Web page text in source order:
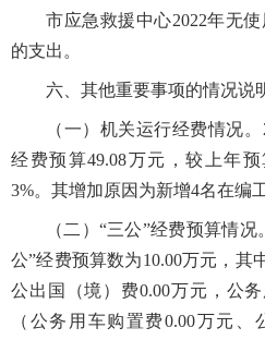
市应急救援中心2022年无
的支出。
六、其他重要事项的情况说
（一）机关运行经费情况
经费预算49.08万元，较上年
3%。其增加原因为新增4名在编
（二）“三公”经费预算情
公”经费预算数为10.00万元，其
公出国（境）费0.00万元，公
（公务用车购置费0.00万元